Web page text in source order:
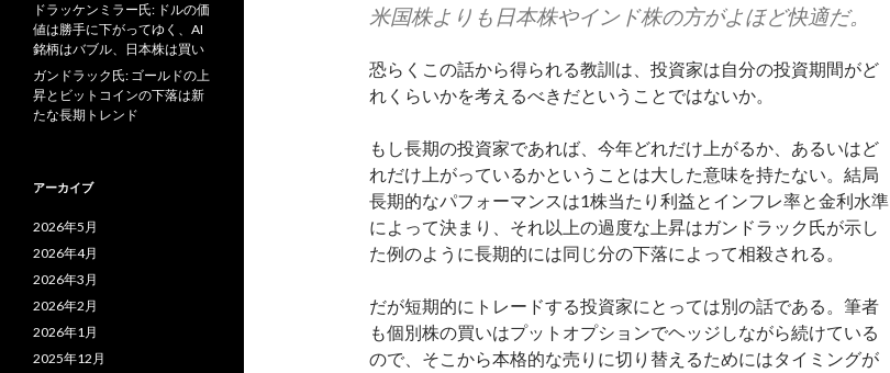
米国株よりも日本株やインド株の方がよほど快適だ。
恐らくこの話から得られる教訓は、投資家は自分の投資期間がど
れくらいかを考えるべきだということではないか。
もし長期の投資家であれば、今年どれだけ上がるか、あるいはど
れだけ上がっているかということは大した意味を持たない。結局
長期的なパフォーマンスは1株当たり利益とインフレ率と金利水準
によって決まり、それ以上の過度な上昇はガンドラック氏が示し
た例のように長期的には同じ分の下落によって相殺される。
だが短期的にトレードする投資家にとっては別の話である。筆者
も個別株の買いはプットオプションでヘッジしながら続けている
ので、そこから本格的な売りに切り替えるためにはタイミングが
ドラッケンミラー氏: ドルの価
値は勝手に下がってゆく、AI
銘柄はバブル、日本株は買い
ガンドラック氏: ゴールドの上
昇とビットコインの下落は新
たな長期トレンド
アーカイブ
2026年5月
2026年4月
2026年3月
2026年2月
2026年1月
2025年12月